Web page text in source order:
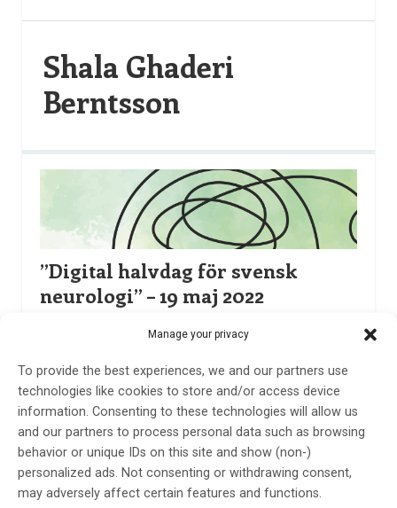
Manage your privacy
To provide the best experiences, we and our partners use
technologies like cookies to store and/or access device
information. Consenting to these technologies will allow us
and our partners to process personal data such as browsing
behavior or unique IDs on this site and show (non-)
personalized ads. Not consenting or withdrawing consent,
may adversely affect certain features and functions.
Shala Ghaderi
Berntsson
”Digital halvdag för svensk
neurologi” – 19 maj 2022
Etiketter:Kongrfessreferat ,Neurologidagen
Ghaderi Berntsson
Johan Zelano, ordförande för Svenska
Neurologföreningen, startade mötet med att välkomna
alla deltagare till en halvdag med svensk neurologi som
fick ersätta den traditionella Neurologiveckan även i år.